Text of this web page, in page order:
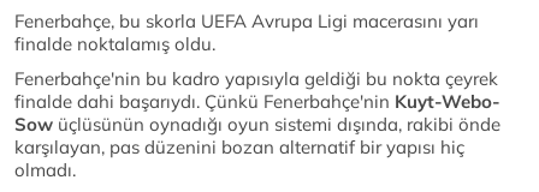
Fenerbahçe, bu skorla UEFA Avrupa Ligi macerasını yarı
finalde noktalamış oldu.
Fenerbahçe'nin bu kadro yapısıyla geldiği bu nokta çeyrek
finalde dahi başarıydı. Çünkü Fenerbahçe'nin Kuyt-Webo-
Sow üçlüsünün oynadığı oyun sistemi dışında, rakibi önde
karşılayan, pas düzenini bozan alternatif bir yapısı hiç
olmadı.